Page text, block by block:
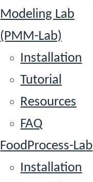
Modeling Lab
(PMM-Lab)
Installation
Tutorial
Resources
FAQ
FoodProcess-Lab
Installation